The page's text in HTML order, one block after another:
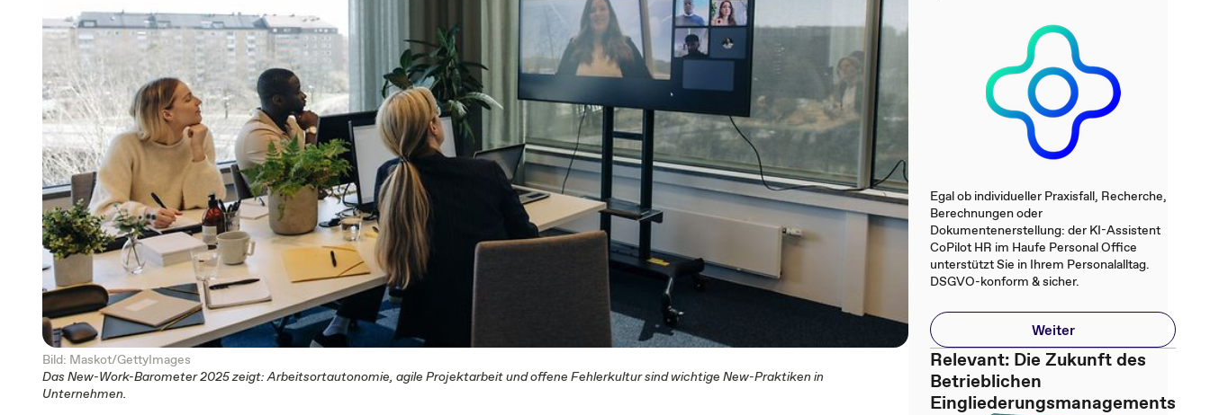
Bild: Maskot/GettyImages
Das New-Work-Barometer 2025 zeigt: Arbeitsortautonomie, agile Projektarbeit und offene Fehlerkultur sind wichtige New-Praktiken in
Unternehmen.
Egal ob individueller Praxisfall, Recherche,
Berechnungen oder
Dokumentenerstellung: der KI-Assistent
CoPilot HR im Haufe Personal Office
unterstützt Sie in Ihrem Personalalltag.
DSGVO-konform & sicher.
Weiter
Relevant: Die Zukunft des
Betrieblichen
Eingliederungsmanagements